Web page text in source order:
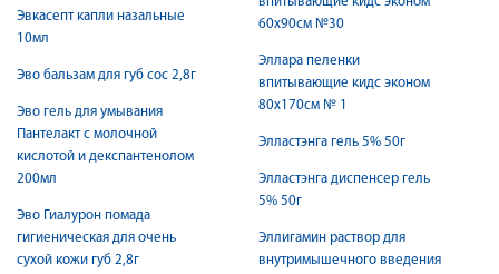
Эвкасепт капли назальные
10мл
Эво бальзам для губ сос 2,8г
Эво гель для умывания
Пантелакт с молочной
кислотой и декспантенолом
200мл
Эво Гиалурон помада
гигиеническая для очень
сухой кожи губ 2,8г
60х90см №30
Эллара пеленки
впитывающие кидс эконом
80х170см № 1
Элластэнга гель 5% 50г
Элластэнга диспенсер гель
5% 50г
Эллигамин раствор для
внутримышечного введения